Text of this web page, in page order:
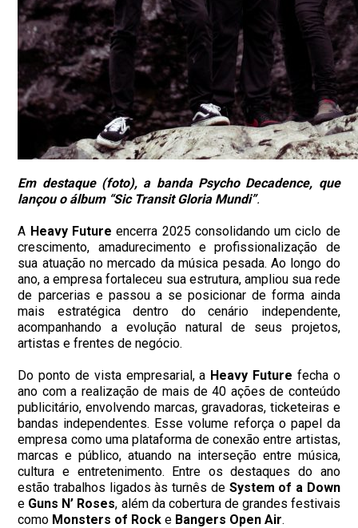
Em destaque (foto), a banda Psycho Decadence, que
lançou o álbum “Sic Transit Gloria Mundi”.
A Heavy Future encerra 2025 consolidando um ciclo de
crescimento, amadurecimento e profissionalização de
sua atuação no mercado da música pesada. Ao longo do
ano, a empresa fortaleceu sua estrutura, ampliou sua rede
de parcerias e passou a se posicionar de forma ainda
mais estratégica dentro do cenário independente,
acompanhando a evolução natural de seus projetos,
artistas e frentes de negócio.
Do ponto de vista empresarial, a Heavy Future fecha o
ano com a realização de mais de 40 ações de conteúdo
publicitário, envolvendo marcas, gravadoras, ticketeiras e
bandas independentes. Esse volume reforça o papel da
empresa como uma plataforma de conexão entre artistas,
marcas e público, atuando na interseção entre música,
cultura e entretenimento. Entre os destaques do ano
estão trabalhos ligados às turnês de System of a Down
e Guns N’ Roses, além da cobertura de grandes festivais
como Monsters of Rock e Bangers Open Air.